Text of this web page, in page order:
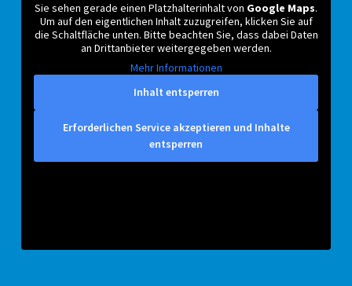
Sie sehen gerade einen Platzhalterinhalt von Google Maps.
Um auf den eigentlichen Inhalt zuzugreifen, klicken Sie auf
die Schaltfläche unten. Bitte beachten Sie, dass dabei Daten
an Drittanbieter weitergegeben werden.
Mehr Informationen
Inhalt entsperren
Erforderlichen Service akzeptieren und Inhalte
entsperren